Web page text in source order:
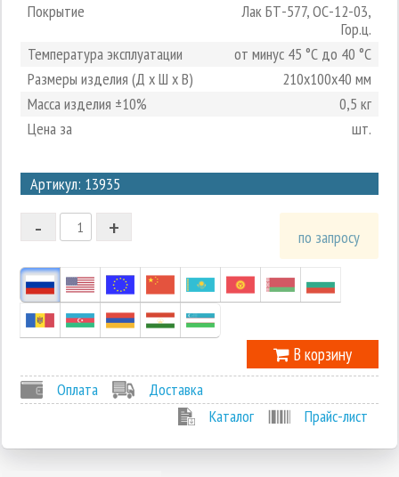
Покрытие
Лак БТ-577, ОС-12-03,
Гор.ц.
Температура эксплуатации
от минус 45 °С до 40 °С
Размеры изделия (Д х Ш х В)
210х100х40 мм
Масса изделия ±10%
0,5 кг
Цена за
шт.
Артикул: 13935
2
1
-1
+
- по запросу
В корзину
Оплата
Доставка
Каталог
Прайс-лист